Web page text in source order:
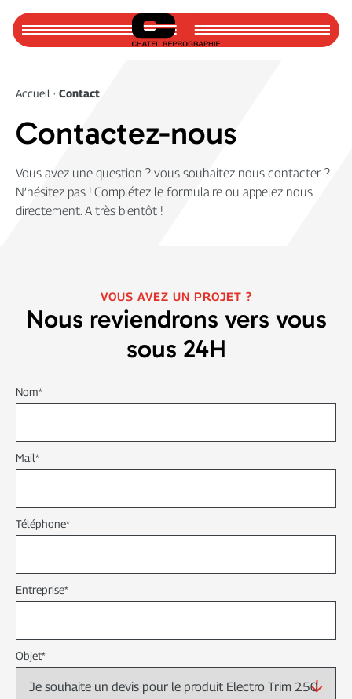
Accueil
À propos
Pour nous joindre
PLIAGE & DÉCOUPE DE PLANS
Accueil · Contact
Contactez-nous
Vous avez une question ? vous souhaitez nous contacter ?
N’hésitez pas ! Complétez le formulaire ou appelez nous
directement. A très bientôt !
VOUS AVEZ UN PROJET ?
Nous reviendrons vers vous
sous 24H
Nom*
Mail*
Téléphone*
Entreprise*
Objet*